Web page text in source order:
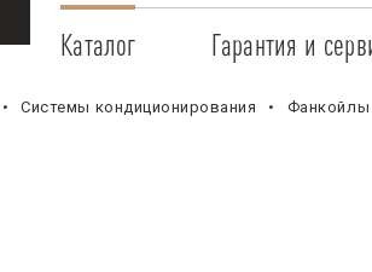
Каталог Гарантия и
Сервисные
Системы кондиционирования Фанкойлы